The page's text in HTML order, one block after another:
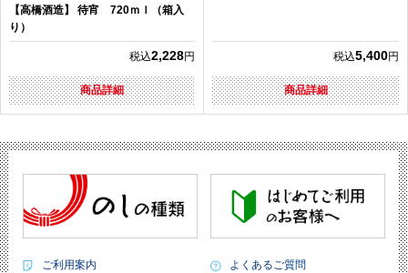
【高橋酒造】 待宵 720ｍｌ（箱入
り）
税込2,228円
商品詳細
税込5,400円
商品詳細
ご利用案内 よくあるご質問